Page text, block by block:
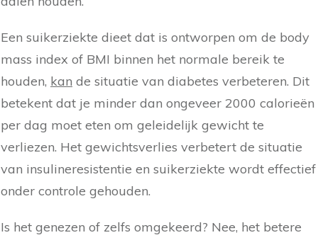
Een suikerziekte dieet dat is ontworpen om de body
mass index of BMI binnen het normale bereik te
houden, kan de situatie van diabetes verbeteren. Dit
betekent dat je minder dan ongeveer 2000 calorieën
per dag moet eten om geleidelijk gewicht te
verliezen. Het gewichtsverlies verbetert de situatie
van insulineresistentie en suikerziekte wordt effectief
onder controle gehouden.
Is het genezen of zelfs omgekeerd? Nee, het betere